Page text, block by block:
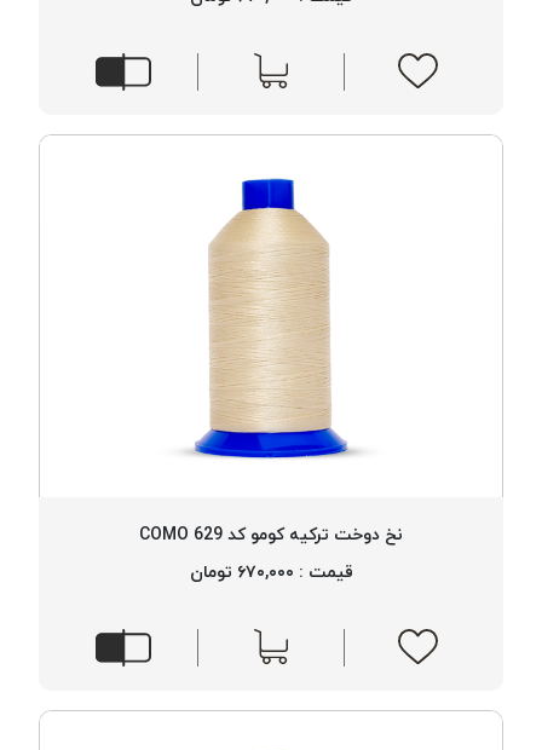
نخ دوخت ترکیه کومو کد 629 COMO
قیمت : ۶۷۰,۰۰۰ تومان